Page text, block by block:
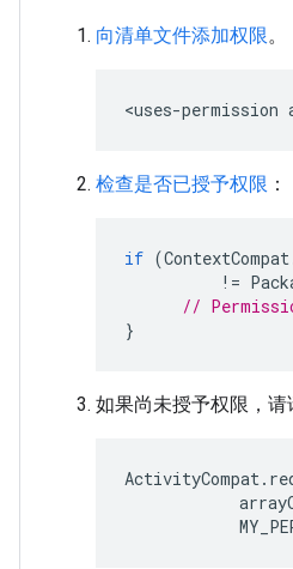
向清单文件添加权限。
检查是否已授予权限 ：
if (ContextCompat
!=
//
}
如果尚未授予权限，请